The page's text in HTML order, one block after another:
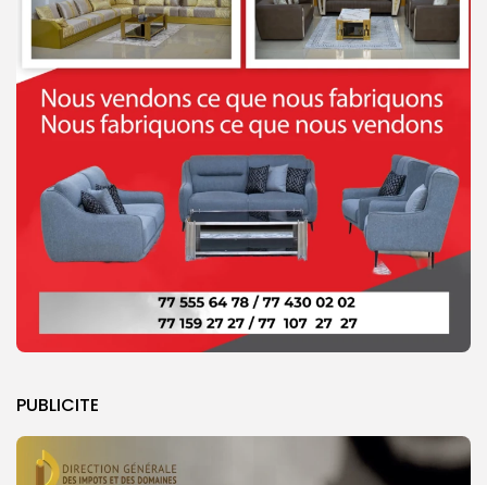
PUBLICITE